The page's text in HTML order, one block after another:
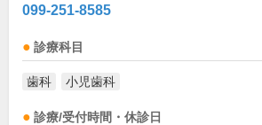
099-251-8585
診療科目
歯科 小児歯科
診療/受付時間・休診日